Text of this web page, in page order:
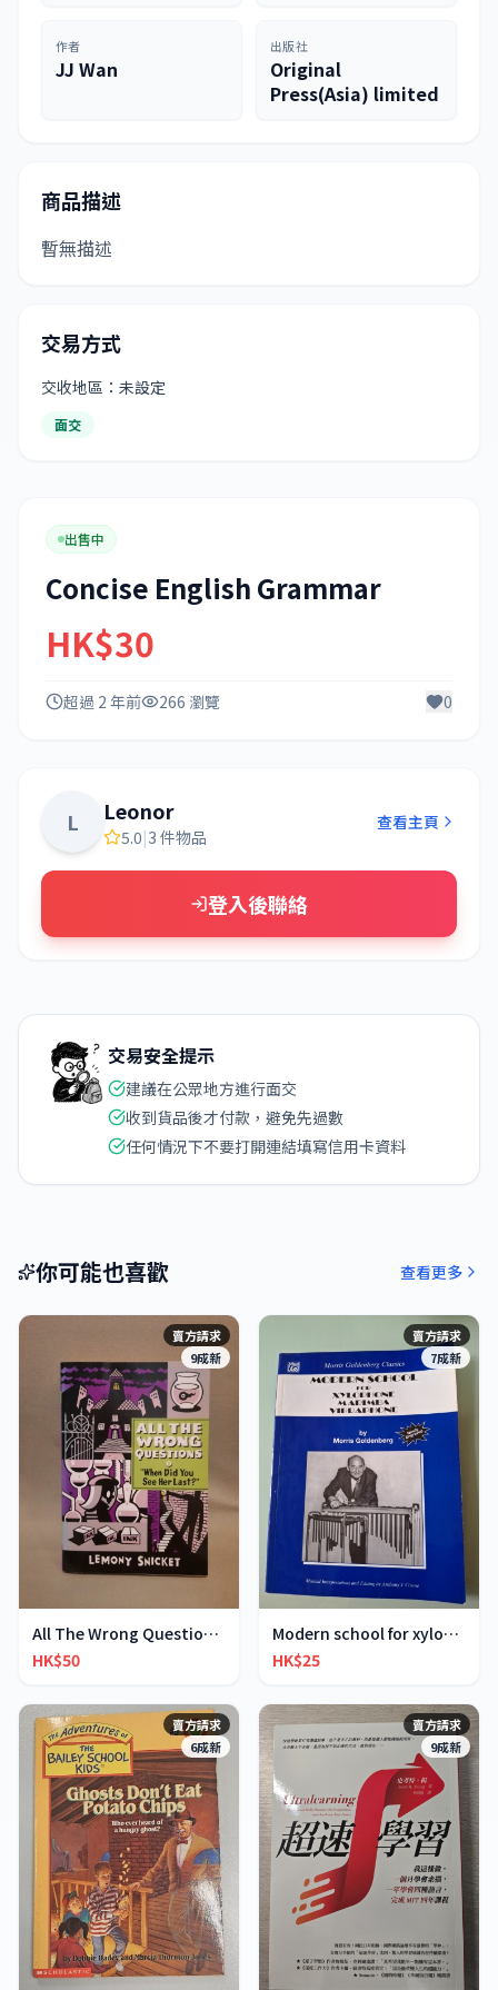
作者
JJ Wan
出版社
Original
Press(Asia) limited
商品描述
暫無描述
交易方式
交收地區：未設定
面交
出售中
Concise English Grammar
HK$30
超過 2 年前 266 瀏覽 0
L Leonor
5.0|3 件物品
查看主頁
登入後聯絡
交易安全提示
建議在公眾地方進行面交
收到貨品後才付款，避免先過數
任何情況下不要打開連結填寫信用卡資料
你可能也喜歡 查看更多
賣方請求
9成新
All The Wrong Questions 2: "When Did You See Her L
HK$50
賣方請求
7成新
Modern school for xylophone marimba vibraphone
HK$25
賣方請求
6成新
賣方請求
9成新